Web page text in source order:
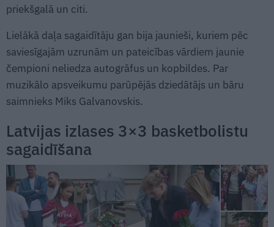
priekšgalā un citi.
Lielākā daļa sagaidītāju gan bija jaunieši, kuriem pēc
saviesīgajām uzrunām un pateicības vārdiem jaunie
čempioni neliedza autogrāfus un kopbildes. Par
muzikālo apsveikumu parūpējās dziedātājs un bāru
saimnieks Miks Galvanovskis.
Latvijas izlases 3×3 basketbolistu
sagaidīšana